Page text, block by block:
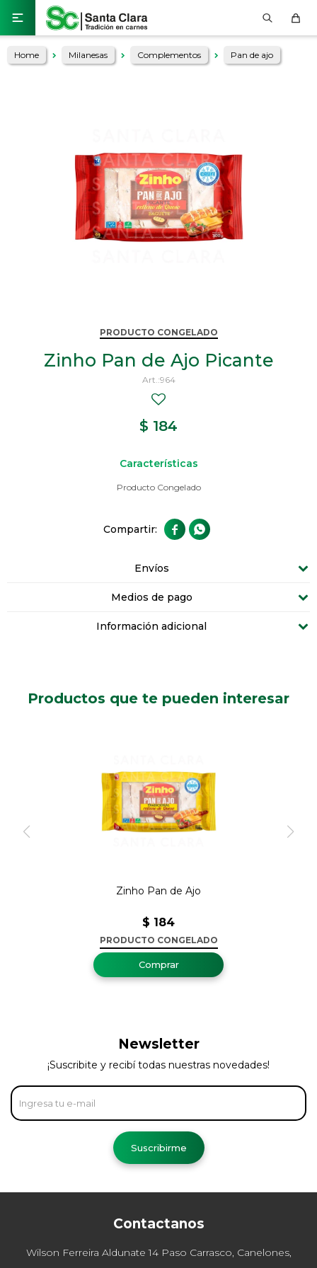

Home Milanesas Complementos Pan de ajo
PRODUCTO CONGELADO
Zinho Pan de Ajo Picante
964
$ 184
Características
Producto Congelado
 
Envíos
Medios de pago
Información adicional
Productos que te pueden interesar
Zinho Pan de Ajo
$ 184
PRODUCTO CONGELADO
Contactanos
Wilson Ferreira Aldunate 14 Paso Carrasco, Canelones,
Newsletter
¡Suscribite y recibí todas nuestras novedades!
Suscribirme